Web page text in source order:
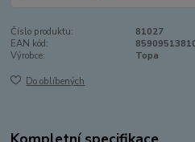
Číslo produktu:
81027
EAN kód:
Výrobce:
Topa
Do oblíbených